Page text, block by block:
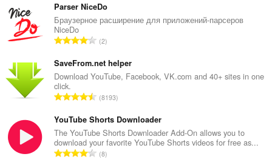
з
н
к
ў
:
Parser NiceDo
Браузерное расширение для приложений-парсеров
NiceDo
А
з
н
к
ў
:
2
SaveFrom.net helper
Download YouTube, Facebook, VK.com and 40+ sites in one
click.
А
з
н
а
к
8193
YouTube Shorts Downloader
The YouTube Shorts Downloader Add-On allows you to
download your favorite YouTube Shorts videos for free as...
А8